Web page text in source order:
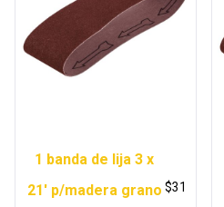
1 banda de lija 3 x
21′ p/madera grano $31